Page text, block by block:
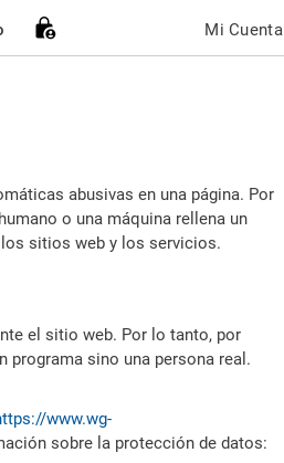
Mi Cuenta
abusivas en una página. Por
o una máquina rellena un
sitios web y los servicios.
el sitio web. Por lo tanto, por
programa sino una persona real.
www.wg-
sobre la protección de datos: